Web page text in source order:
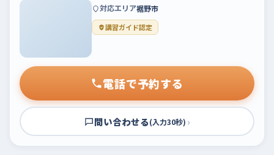
対応エリア裾野市
講習ガイド認定
電話で予約する
問い合わせる(入力30秒) ›